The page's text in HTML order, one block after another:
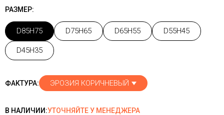
РАЗМЕР:
D85H75 D75H65 D65H55 D55H45
D45H35
ФАКТУРА: ЭРОЗИЯ КОРИЧНЕВЫЙ
В НАЛИЧИИ:УТОЧНЯЙТЕ У МЕНЕДЖЕРА